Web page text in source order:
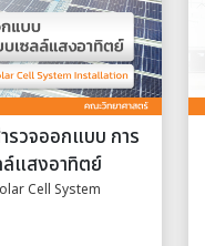
รวจออกแบบ การ
ล์แสงอาทิตย์
Cell System